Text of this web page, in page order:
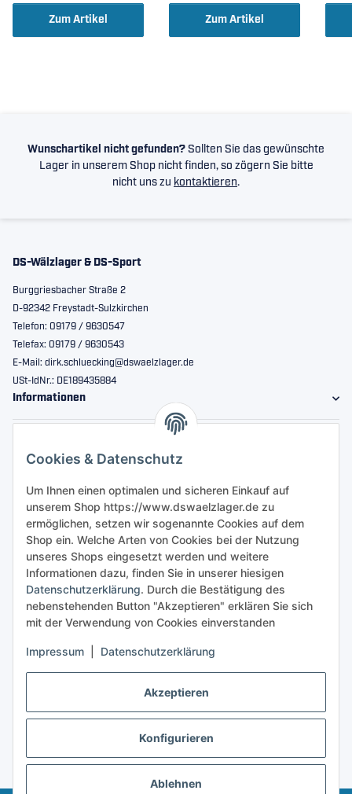
Akzeptieren
Konfigurieren
Ablehnen
Cookies & Datenschutz
Um Ihnen einen optimalen und sicheren Einkauf auf
unserem Shop https://www.dswaelzlager.de zu
ermöglichen, setzen wir sogenannte Cookies auf dem
Shop ein. Welche Arten von Cookies bei der Nutzung
unseres Shops eingesetzt werden und weitere
Informationen dazu, finden Sie in unserer hiesigen
Datenschutzerklärung. Durch die Bestätigung des
nebenstehenden Button "Akzeptieren" erklären Sie sich
mit der Verwendung von Cookies einverstanden
Impressum Datenschutzerklärung
Zum Artikel Zum Artikel
Wunschartikel nicht gefunden? Sollten Sie das gewünschte
Lager in unserem Shop nicht finden, so zögern Sie bitte
nicht uns zu kontaktieren.
DS-Wälzlager & DS-Sport
Burggriesbacher Straße 2
D-92342 Freystadt-Sulzkirchen
Telefon: 09179 / 9630547
Telefax: 09179 / 9630543
E-Mail: dirk.schluecking@dswaelzlager.de
USt-IdNr.: DE189435884
Informationen
Vertrag widerrufen
* Alle Preise inkl. gesetzlicher USt., zzgl.Versand